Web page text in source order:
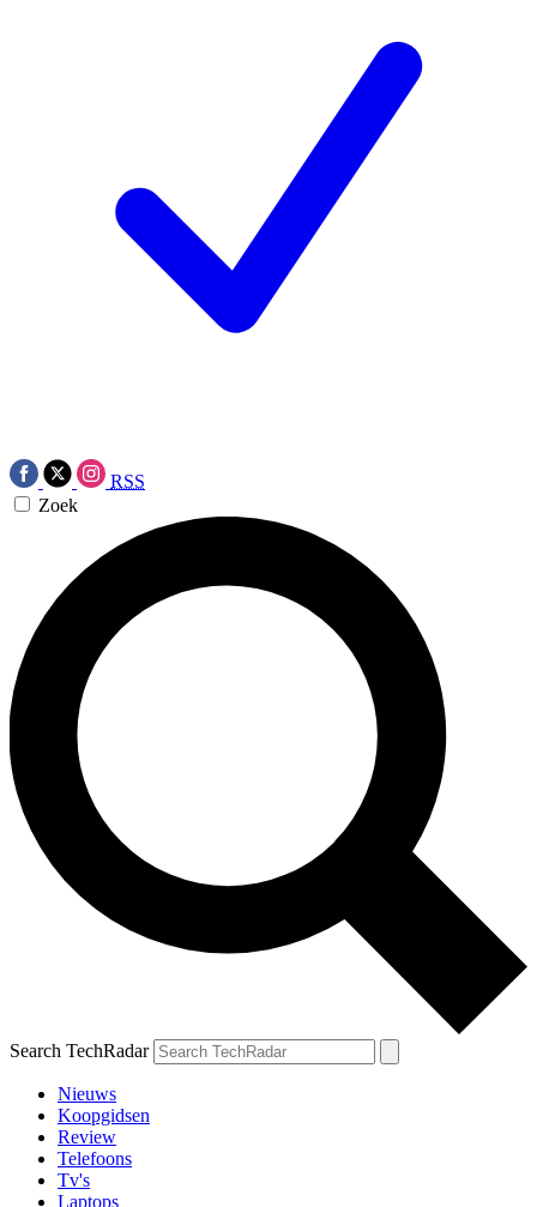
RSS
Zoek
Search TechRadar
Nieuws
Koopgidsen
Review
Telefoons
Tv's
Laptops